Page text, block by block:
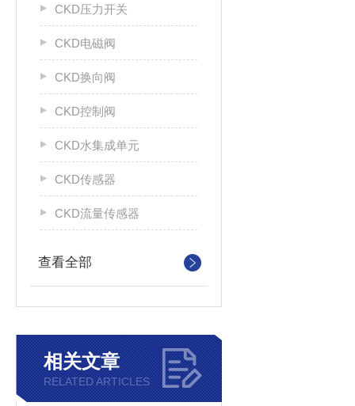
CKD压力开关
CKD电磁阀
CKD换向阀
CKD控制阀
CKD水集成单元
CKD传感器
CKD流量传感器
查看全部
相关文章
RELATED ARTICLES